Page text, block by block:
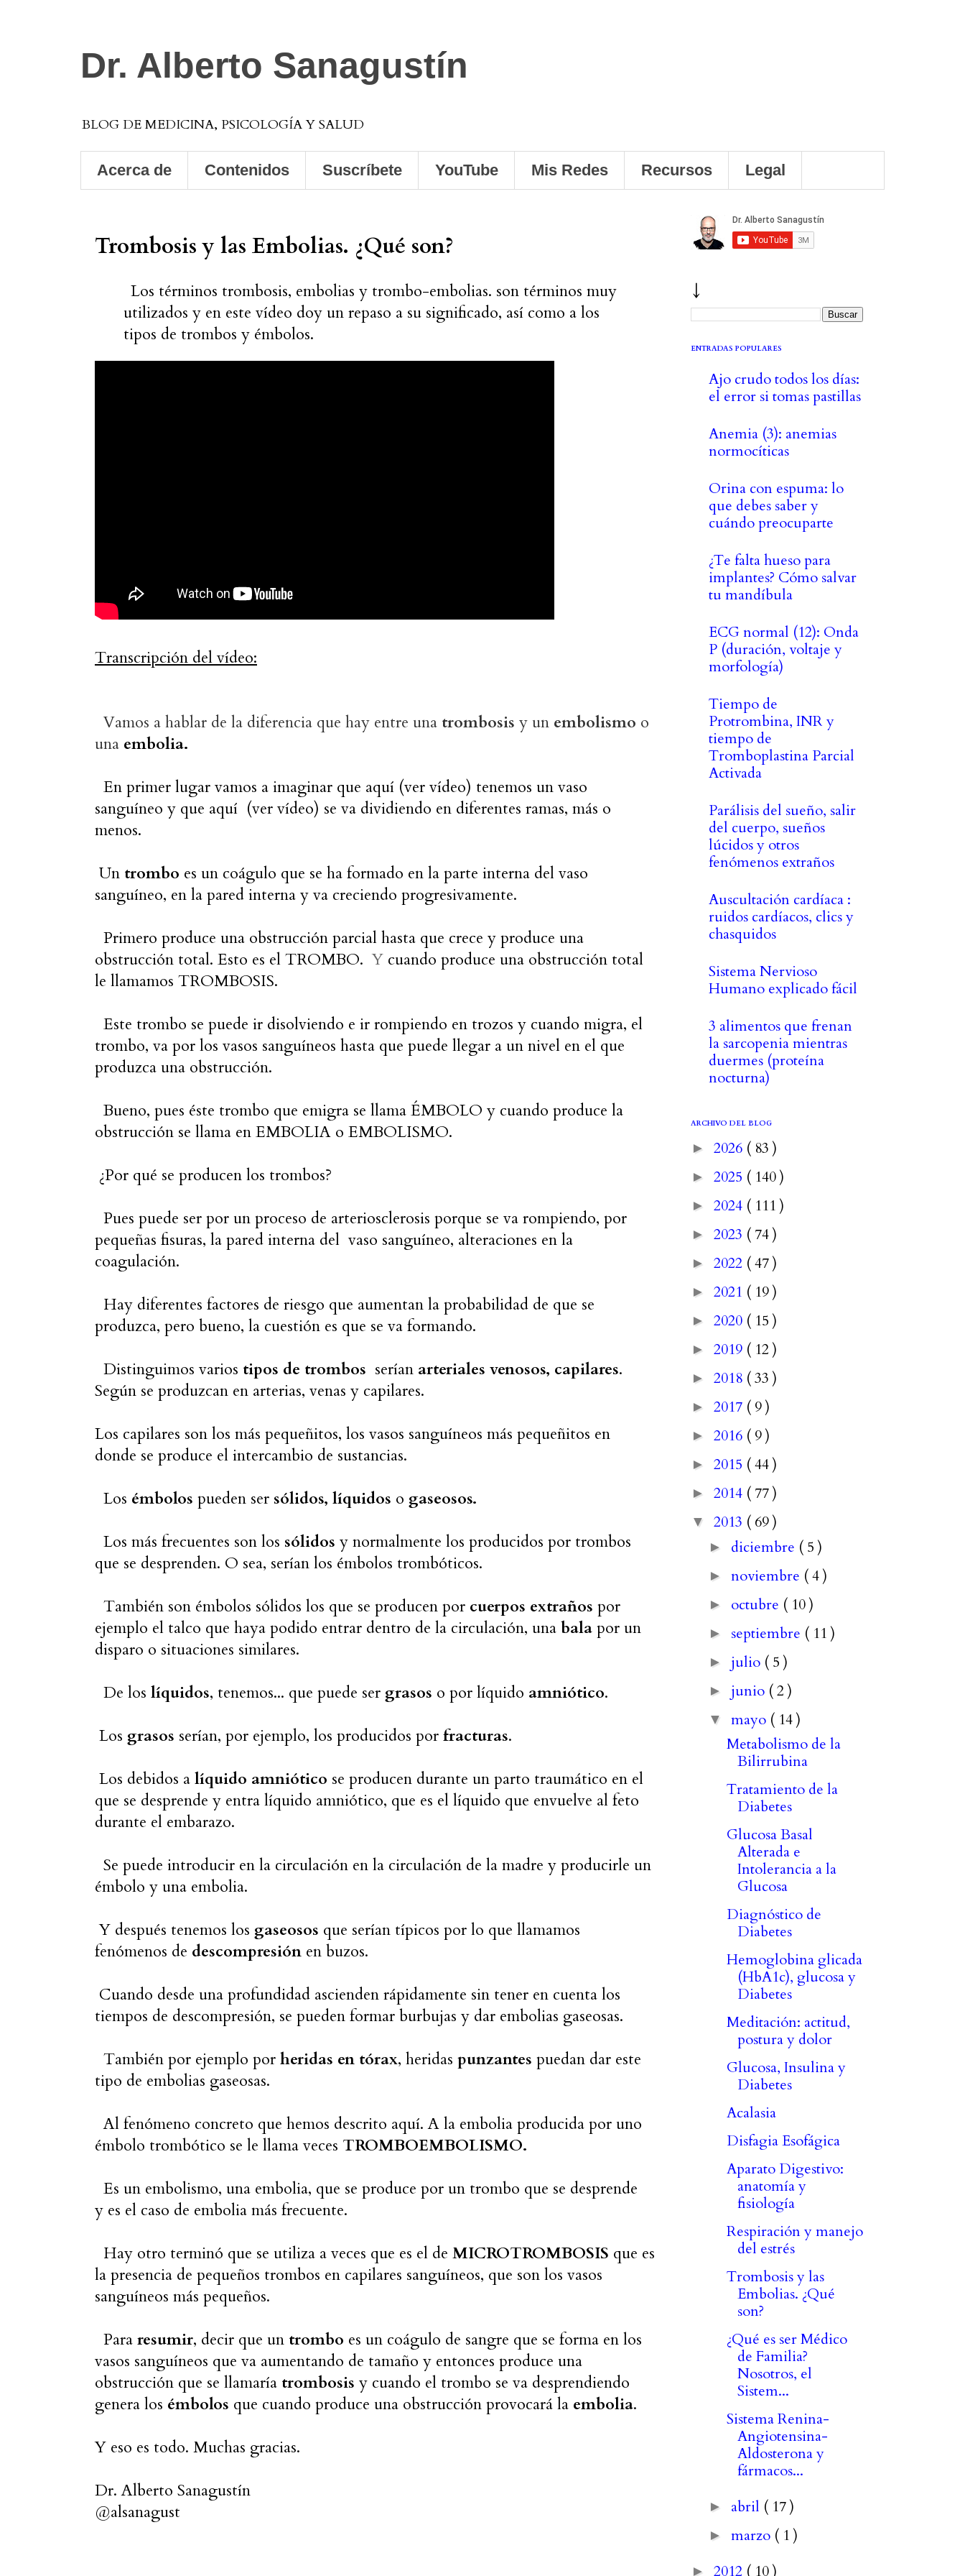
Dr. Alberto Sanagustín
BLOG DE MEDICINA, PSICOLOGÍA Y SALUD
Acerca de Contenidos Suscríbete YouTube Mis Redes Recursos Legal
Trombosis y las Embolias. ¿Qué son?
Los términos trombosis, embolias y trombo-embolias. son términos muy
utilizados y en este vídeo doy un repaso a su significado, así como a los
tipos de trombos y émbolos.
Transcripción del vídeo:
Vamos a hablar de la diferencia que hay entre una trombosis y un embolismo o
una embolia.
En primer lugar vamos a imaginar que aquí (ver vídeo) tenemos un vaso
sanguíneo y que aquí (ver vídeo) se va dividiendo en diferentes ramas, más o
menos.
Un trombo es un coágulo que se ha formado en la parte interna del vaso
sanguíneo, en la pared interna y va creciendo progresivamente.
Primero produce una obstrucción parcial hasta que crece y produce una
obstrucción total. Esto es el TROMBO. Y cuando produce una obstrucción total
le llamamos TROMBOSIS.
Este trombo se puede ir disolviendo e ir rompiendo en trozos y cuando migra, el
trombo, va por los vasos sanguíneos hasta que puede llegar a un nivel en el que
produzca una obstrucción.
Bueno, pues éste trombo que emigra se llama ÉMBOLO y cuando produce la
obstrucción se llama en EMBOLIA o EMBOLISMO.
¿Por qué se producen los trombos?
Pues puede ser por un proceso de arteriosclerosis porque se va rompiendo, por
pequeñas fisuras, la pared interna del vaso sanguíneo, alteraciones en la
coagulación.
Hay diferentes factores de riesgo que aumentan la probabilidad de que se
produzca, pero bueno, la cuestión es que se va formando.
Distinguimos varios tipos de trombos serían arteriales venosos, capilares.
Según se produzcan en arterias, venas y capilares.
Los capilares son los más pequeñitos, los vasos sanguíneos más pequeñitos en
donde se produce el intercambio de sustancias.
Los émbolos pueden ser sólidos, líquidos o gaseosos.
Los más frecuentes son los sólidos y normalmente los producidos por trombos
que se desprenden. O sea, serían los émbolos trombóticos.
También son émbolos sólidos los que se producen por cuerpos extraños por
ejemplo el talco que haya podido entrar dentro de la circulación, una bala por un
disparo o situaciones similares.
De los líquidos, tenemos... que puede ser grasos o por líquido amniótico.
Los grasos serían, por ejemplo, los producidos por fracturas.
Los debidos a líquido amniótico se producen durante un parto traumático en el
que se desprende y entra líquido amniótico, que es el líquido que envuelve al feto
durante el embarazo.
Se puede introducir en la circulación en la circulación de la madre y producirle un
émbolo y una embolia.
Y después tenemos los gaseosos que serían típicos por lo que llamamos
fenómenos de descompresión en buzos.
Cuando desde una profundidad ascienden rápidamente sin tener en cuenta los
tiempos de descompresión, se pueden formar burbujas y dar embolias gaseosas.
También por ejemplo por heridas en tórax, heridas punzantes puedan dar este
tipo de embolias gaseosas.
Al fenómeno concreto que hemos descrito aquí. A la embolia producida por uno
émbolo trombótico se le llama veces TROMBOEMBOLISMO.
Es un embolismo, una embolia, que se produce por un trombo que se desprende
y es el caso de embolia más frecuente.
Hay otro terminó que se utiliza a veces que es el de MICROTROMBOSIS que es
la presencia de pequeños trombos en capilares sanguíneos, que son los vasos
sanguíneos más pequeños.
Para resumir, decir que un trombo es un coágulo de sangre que se forma en los
vasos sanguíneos que va aumentando de tamaño y entonces produce una
obstrucción que se llamaría trombosis y cuando el trombo se va desprendiendo
genera los émbolos que cuando produce una obstrucción provocará la embolia.
Y eso es todo. Muchas gracias.
Dr. Alberto Sanagustín
@alsanagust
↓
ENTRADAS POPULARES
Ajo crudo todos los días:
el error si tomas pastillas
Anemia (3): anemias
normocíticas
Orina con espuma: lo
que debes saber y
cuándo preocuparte
¿Te falta hueso para
implantes? Cómo salvar
tu mandíbula
ECG normal (12): Onda
P (duración, voltaje y
morfología)
Tiempo de
Protrombina, INR y
tiempo de
Tromboplastina Parcial
Activada
Parálisis del sueño, salir
del cuerpo, sueños
lúcidos y otros
fenómenos extraños
Auscultación cardíaca :
ruidos cardíacos, clics y
chasquidos
Sistema Nervioso
Humano explicado fácil
3 alimentos que frenan
la sarcopenia mientras
duermes (proteína
nocturna)
ARCHIVO DEL BLOG
► 2026 ( 83 )
► 2025 ( 140 )
► 2024 ( 111 )
► 2023 ( 74 )
► 2022 ( 47 )
► 2021 ( 19 )
► 2020 ( 15 )
► 2019 ( 12 )
► 2018 ( 33 )
► 2017 ( 9 )
► 2016 ( 9 )
► 2015 ( 44 )
► 2014 ( 77 )
▼ 2013 ( 69 )
► diciembre ( 5 )
► noviembre ( 4 )
► octubre ( 10 )
► septiembre ( 11 )
► julio ( 5 )
► junio ( 2 )
▼ mayo ( 14 )
Metabolismo de la
Bilirrubina
Tratamiento de la
Diabetes
Glucosa Basal
Alterada e
Intolerancia a la
Glucosa
Diagnóstico de
Diabetes
Hemoglobina glicada
(HbA1c), glucosa y
Diabetes
Meditación: actitud,
postura y dolor
Glucosa, Insulina y
Diabetes
Acalasia
Disfagia Esofágica
Aparato Digestivo:
anatomía y
fisiología
Respiración y manejo
del estrés
Trombosis y las
Embolias. ¿Qué
son?
¿Qué es ser Médico
de Familia?
Nosotros, el
Sistem...
Sistema Renina-
Angiotensina-
Aldosterona y
fármacos...
► abril ( 17 )
► marzo ( 1 )
► 2012 ( 10 )